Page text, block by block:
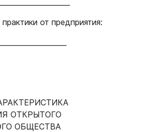
от предприятия:
ОТКРЫТОГО
ОБЩЕСТВА